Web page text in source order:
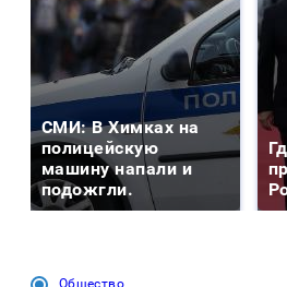
СМИ: В Химках на
полицейскую
машину напали и
подожгли.